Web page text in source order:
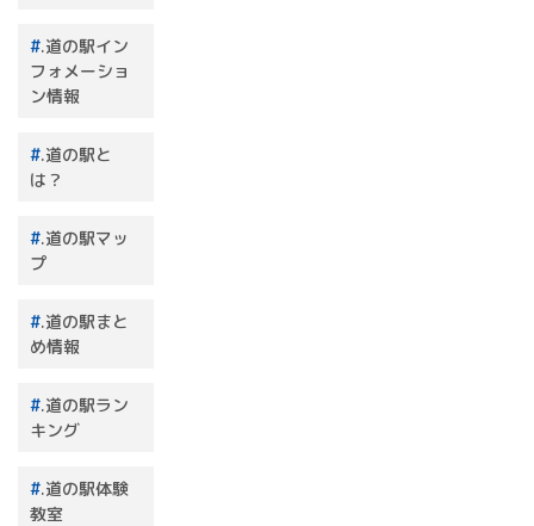
.道の駅イン
フォメーショ
ン情報
.道の駅と
は？
.道の駅マッ
プ
.道の駅まと
め情報
.道の駅ラン
キング
.道の駅体験
教室